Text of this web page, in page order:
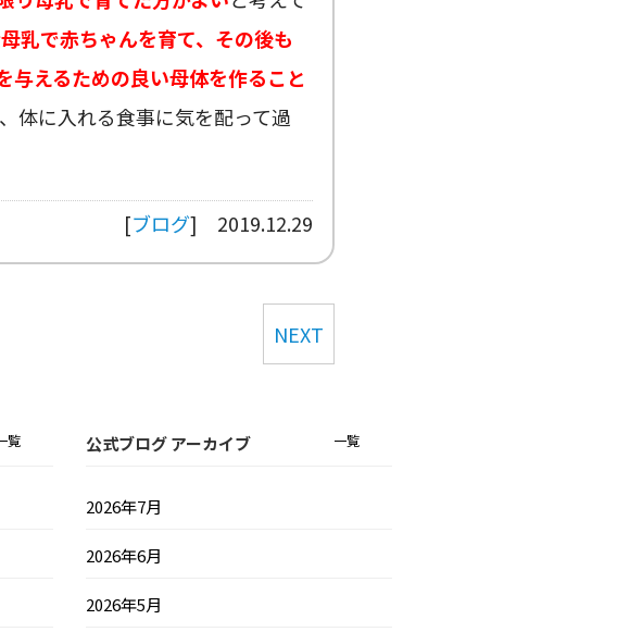
乳で赤ちゃんを育て、その後も
与えるための良い母体を作ること
体に入れる食事に気を配って過
[ブログ] 2019.12.29
NEXT
覧 公式ブログ アーカイブ 一覧
2026年7月
2026年6月
2026年5月